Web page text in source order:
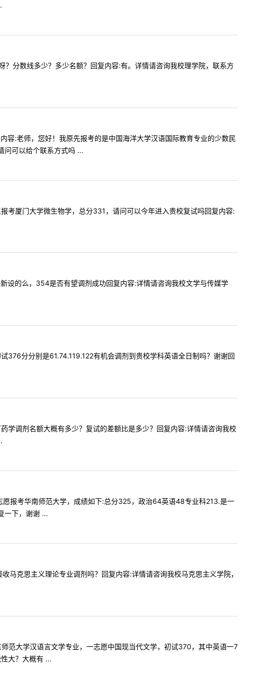
分数线多少？多少名额？回复内容:有。详情请咨询我校理学院，联系方
:老师，您好！我原先报考的是中国海洋大学汉语国际教育专业的少数民
问可以给个联系方式吗 ...
厦门大学微生物学，总分331，请问可以今年进入贵校复试吗回复内容:
的么，354是否有望调剂成功回复内容:详情请咨询我校文学与传媒学
分分别是61.74.119.122有机会调剂到贵校学科英语全日制吗？谢谢回
调剂名额大概有多少？复试的差额比是多少？回复内容:详情请咨询我校
报考华南师范大学，成绩如下:总分325，政治64英语48专业科213.是一
一下，谢谢 ...
克思主义理论专业调剂吗？回复内容:详情请咨询我校马克思主义学院，
大学汉语言文学专业，一志愿中国现当代文学，初试370，其中英语一7
大？大概有 ...